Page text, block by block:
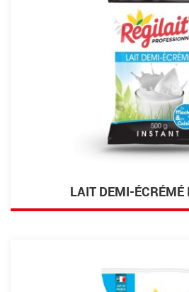
LAIT DEMI-ÉCRÉMÉ